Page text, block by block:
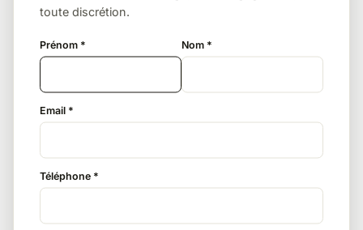
puis 20 % pour les primes avant 70 ans) est le seul
Le PACS ou le mariage
Le partenaire de PACS et le conjoint sont totalement
pour le partenaire de PACS). Pour un couple non
marié, c'est la décision patrimoniale la plus rentable
qui existe.
toute discrétion.
Prénom * Nom *
Email *
Téléphone *